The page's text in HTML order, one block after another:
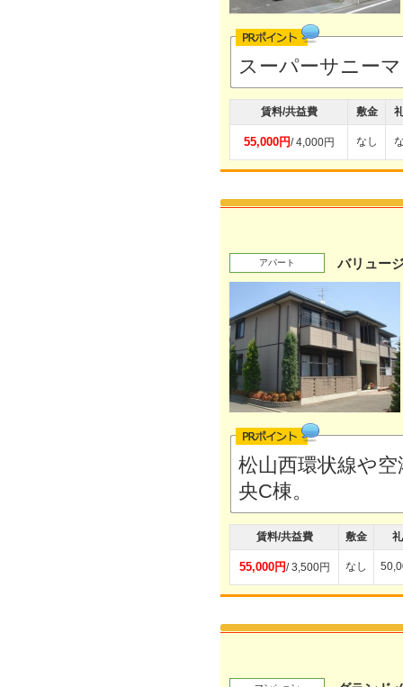
スーパーサニー
賃料/共益費 敷金
55,000円/ 4,000円 なし
アパート バリュー
松山西環状線や
央C棟。
賃料/共益費 敷金
55,000円/ 3,500円 なし